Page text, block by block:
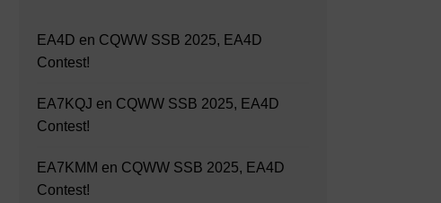
EA4D en CQWW SSB 2025, EA4D
Contest!
EA7KQJ en CQWW SSB 2025, EA4D
Contest!
EA7KMM en CQWW SSB 2025, EA4D
Contest!